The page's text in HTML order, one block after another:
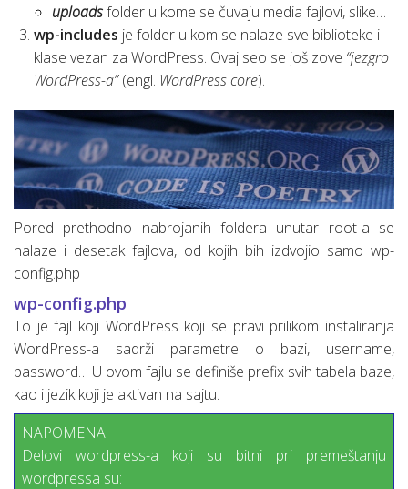
uploadsfolder u kome se čuvaju media fajlovi, slike…
wp-includes je folder u kom se nalaze sve biblioteke i
klase vezan za WordPress. Ovaj seo se još zove “jezgro
WordPress-a”(engl. WordPress core).
Pored prethodno nabrojanih foldera unutar root-a se
nalaze i desetak fajlova, od kojih bih izdvojio samo wp-
config.php
wp-config.php
To je fajl koji WordPress koji se pravi prilikom instaliranja
WordPress-a sadrži parametre o bazi, username,
password… U ovom fajlu se definiše prefix svih tabela baze,
kao i jezik koji je aktivan na sajtu.
NAPOMENA:
Delovi wordpress-a koji su bitni pri premeštanju
wordpressa su: